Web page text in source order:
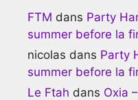
FTM dans Party
summer before la
nicolas dans Party
summer before la
Le Ftah dans Oxia